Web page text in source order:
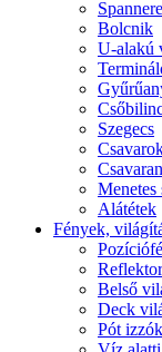
Bolcnik
U-alakú
Szegecs
Menetes
Alátétek
Fények,
Belső
Deck
Pót